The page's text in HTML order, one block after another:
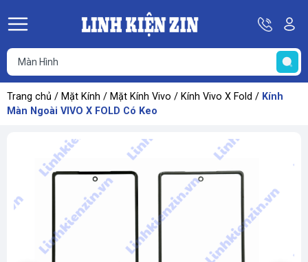
Hotline
08
69
67
68
69
Trang chủ / Mặt Kính / Mặt Kính Vivo / Kính Vivo X Fold / Kính
Màn Ngoài VIVO X FOLD Có Keo